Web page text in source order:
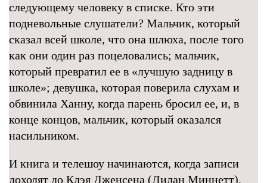
следующему человеку в списке. Кто эти
подневольные слушатели? Мальчик, который
сказал всей школе, что она шлюха, после того
как они один раз поцеловались; мальчик,
который превратил ее в «лучшую задницу в
школе»; девушка, которая поверила слухам и
обвинила Ханну, когда парень бросил ее, и, в
конце концов, мальчик, который оказался
насильником.
И книга и телешоу начинаются, когда записи
доходят до Клэя Дженсена (Дилан Миннетт),